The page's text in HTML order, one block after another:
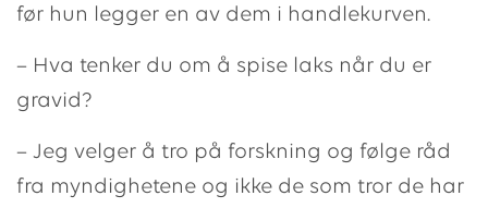
før hun legger en av dem i handlekurven.
– Hva tenker du om å spise laks når du er
gravid?
– Jeg velger å tro på forskning og følge råd
fra myndighetene og ikke de som tror de har